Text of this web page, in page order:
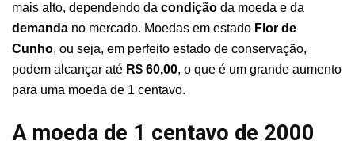
mais alto, dependendo da condição da moeda e da
demanda no mercado. Moedas em estado Flor de
Cunho, ou seja, em perfeito estado de conservação,
podem alcançar até R$ 60,00, o que é um grande aumento
para uma moeda de 1 centavo.
A moeda de 1 centavo de 2000